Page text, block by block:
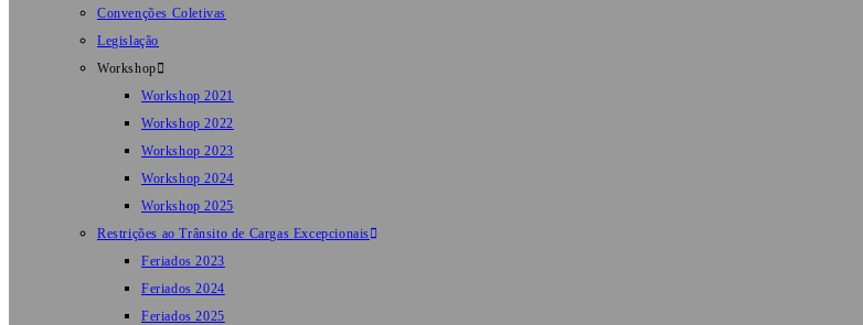
Convenções Coletivas
Legislação
Workshop
Workshop 2021
Workshop 2022
Workshop 2023
Workshop 2024
Workshop 2025
Restrições ao Trânsito de Cargas Excepcionais
Feriados 2023
Feriados 2024
Feriados 2025